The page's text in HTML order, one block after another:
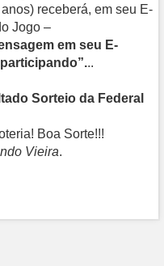
receberá, em seu E-
Jogo –
em seu E-
..
Sorteio da Federal
Boa Sorte!!!
Vieira.